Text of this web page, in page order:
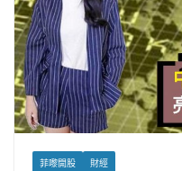
菲嚟開股 財經